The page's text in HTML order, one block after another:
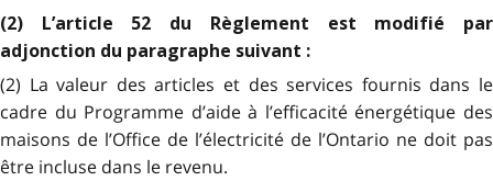
(2) L’article 52 du Règlement est modifié par
adjonction du paragraphe suivant :
(2) La valeur des articles et des services fournis dans le
cadre du Programme d’aide à l’efficacité énergétique des
maisons de l’Office de l’électricité de l’Ontario ne doit pas
être incluse dans le revenu.